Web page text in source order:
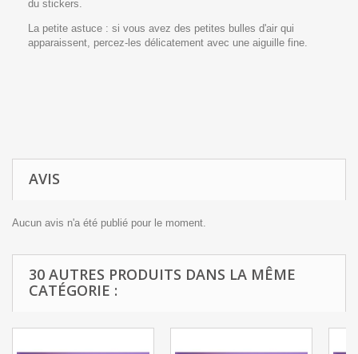
du stickers.
La petite astuce : si vous avez des petites bulles d'air qui
apparaissent, percez-les délicatement avec une aiguille fine.
AVIS
Aucun avis n'a été publié pour le moment.
30 AUTRES PRODUITS DANS LA MÊME
CATÉGORIE :